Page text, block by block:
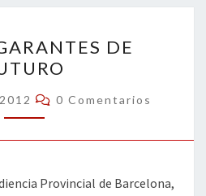
ar
tir
GARANTES
DE
FUTURO
DE
Comentarios
0 Comentarios
Provincial de Barcelona,